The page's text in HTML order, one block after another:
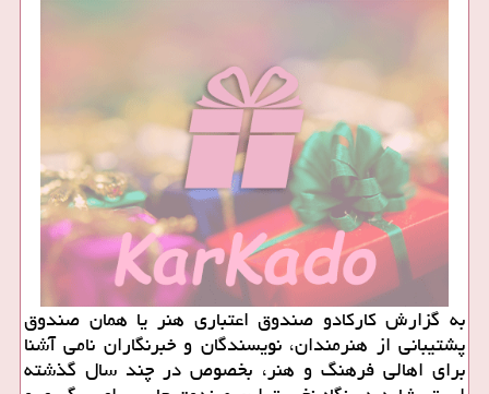
به گزارش کارکادو صندوق اعتباری هنر یا همان صندوق
پشتیبانی از هنرمندان، نویسندگان و خبرنگاران نامی آشنا
برای اهالی فرهنگ و هنر، بخصوص در چند سال گذشته